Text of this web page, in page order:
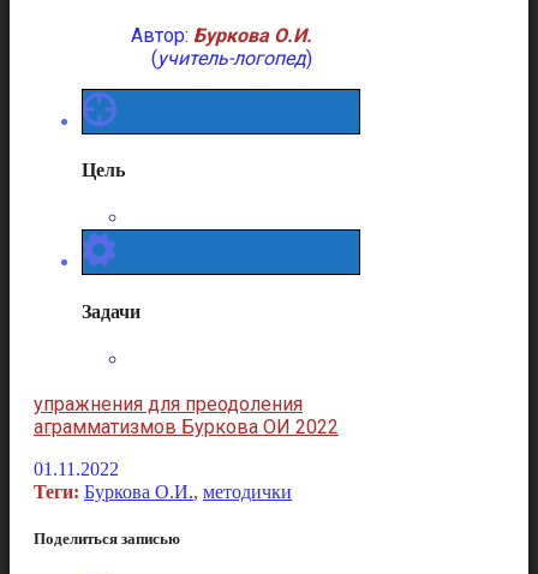
Автор: Буркова О.И.
(учитель-логопед)
Цель
Задачи
упражнения для преодоления
аграмматизмов Буркова ОИ 2022
01.11.2022
Теги: Буркова О.И., методички
Поделиться записью